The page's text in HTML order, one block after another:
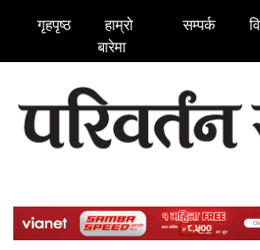
गृहपृष्ठ
हाम्रो
बारेमा
सम्पर्क